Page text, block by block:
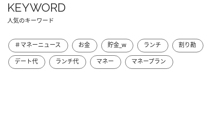
KEYWORD
人気のキーワード
＃マネーニュース お金 貯金_w ランチ
割り勘
デート代
ランチ代 マネー マネープラン